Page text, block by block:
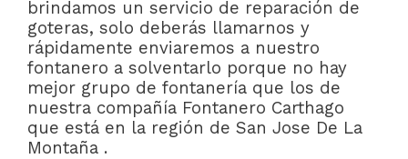
brindamos un servicio de reparación de
goteras, solo deberás llamarnos y
rápidamente enviaremos a nuestro
fontanero a solventarlo porque no hay
mejor grupo de fontanería que los de
nuestra compañía Fontanero Carthago
que está en la región de San Jose De La
Montaña .